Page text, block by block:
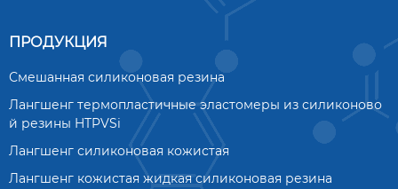
ПРОДУКЦИЯ
Смешанная силиконовая резина
Лангшенг термопластичные эластомеры из силиконово
й резины HTPVSi
Лангшенг силиконовая кожистая
Лангшенг кожистая жидкая силиконовая резина